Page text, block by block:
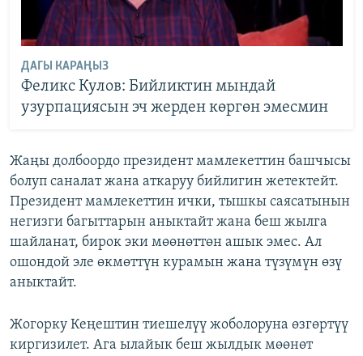
ДАГЫ КАРАҢЫЗ
Феликс Кулов: Бийликтин мындай
узурпациясын эч жерден көргөн эмесмин
Жаңы долбоордо президент мамлекеттин башчысы
болуп саналат жана аткаруу бийлигин жетектейт.
Президент мамлекеттин ички, тышкы саясатынын
негизги багыттарын аныктайт жана беш жылга
шайланат, бирок эки мөөнөттөн ашык эмес. Ал
ошондой эле өкмөттүн курамын жана түзүмүн өзү
аныктайт.
Жогорку Кеңештин тиешелүү жоболоруна өзгөртүү
киргизилет. Ага ылайык беш жылдык мөөнөт